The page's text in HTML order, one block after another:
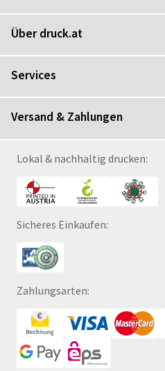
Über druck.at
Services
Versand & Zahlungen
Lokal & nachhaltig drucken:
Sicheres Einkaufen:
Zahlungsarten: